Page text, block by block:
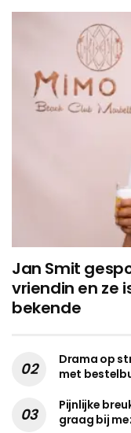
Jan Smit
vriendin en ze
bekende
Drama op
met
Pijnlijke
graag bij